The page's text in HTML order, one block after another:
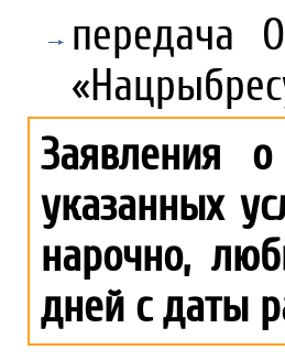
передача
Заявления
указанных
нарочно,
дней с даты